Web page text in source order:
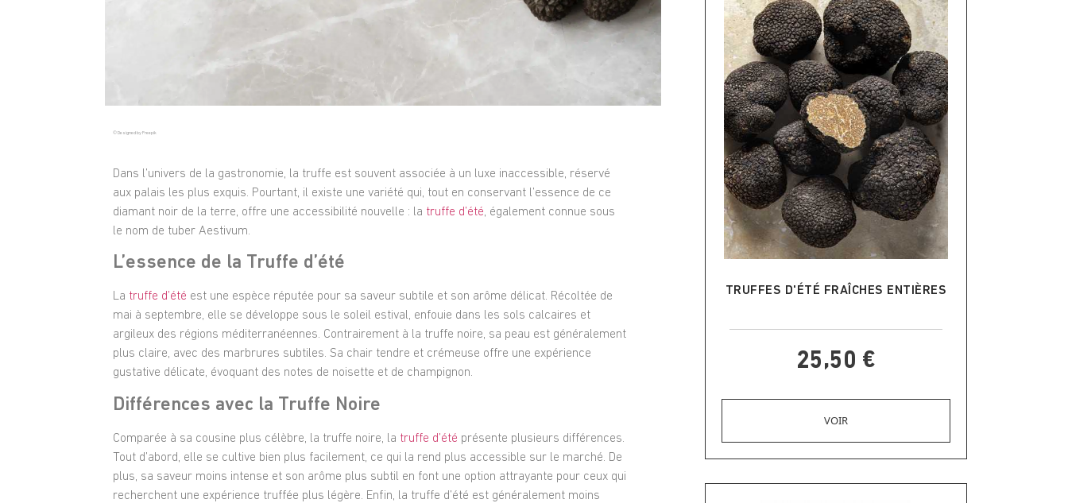
© Designed by Freepik
Dans l’univers de la gastronomie, la truffe est souvent associée à un luxe inaccessible, réservé
aux palais les plus exquis. Pourtant, il existe une variété qui, tout en conservant l’essence de ce
diamant noir de la terre, offre une accessibilité nouvelle : la truffe d’été, également connue sous
le nom de tuber Aestivum.
L’essence de la Truffe d’été
La truffe d’été est une espèce réputée pour sa saveur subtile et son arôme délicat. Récoltée de
mai à septembre, elle se développe sous le soleil estival, enfouie dans les sols calcaires et
argileux des régions méditerranéennes. Contrairement à la truffe noire, sa peau est généralement
plus claire, avec des marbrures subtiles. Sa chair tendre et crémeuse offre une expérience
gustative délicate, évoquant des notes de noisette et de champignon.
Différences avec la Truffe Noire
Comparée à sa cousine plus célèbre, la truffe noire, la truffe d’été présente plusieurs différences.
Tout d’abord, elle se cultive bien plus facilement, ce qui la rend plus accessible sur le marché. De
plus, sa saveur moins intense et son arôme plus subtil en font une option attrayante pour ceux qui
recherchent une expérience truffée plus légère. Enfin, la truffe d’été est généralement moins
TRUFFES D'ÉTÉ FRAÎCHES ENTIÈRES
25,50 €